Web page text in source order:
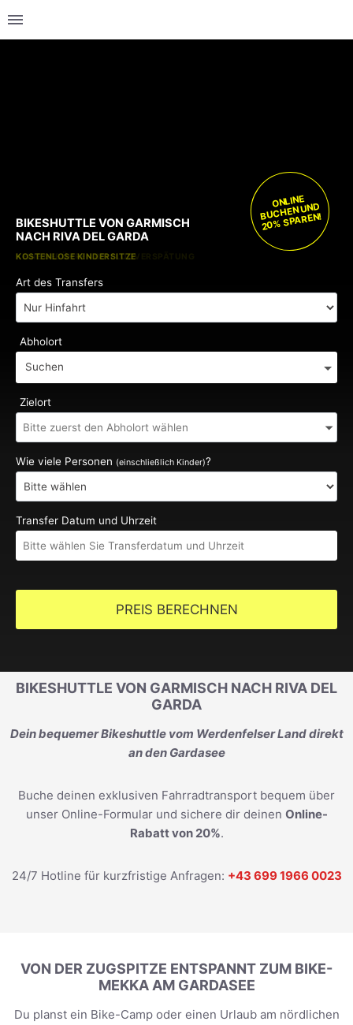
KOSTENLOSE KINDERSITZE
KEINE GEBÜHREN BEI FLUGVERSPÄTUNG
BIKESHUTTLE VON GARMISCH
NACH RIVA DEL GARDA
ONLINE
BUCHEN UND
20% SPAREN!
Art des Transfers
Abholort
Suchen
Zielort
Wie viele Personen (einschließlich Kinder)?
Transfer Datum und Uhrzeit
PREIS BERECHNEN
BIKESHUTTLE VON GARMISCH NACH RIVA DEL
GARDA
Dein bequemer Bikeshuttle vom Werdenfelser Land direkt
an den Gardasee
Buche deinen exklusiven Fahrradtransport bequem über
unser Online-Formular und sichere dir deinen Online-
Rabatt von 20%.
24/7 Hotline für kurzfristige Anfragen: +43 699 1966 0023
VON DER ZUGSPITZE ENTSPANNT ZUM BIKE-
MEKKA AM GARDASEE
Du planst ein Bike-Camp oder einen Urlaub am nördlichen